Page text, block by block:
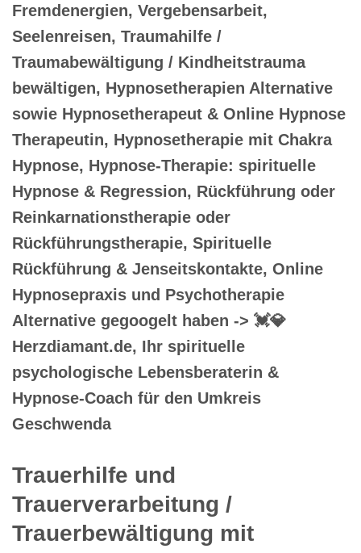
Fremdenergien, Vergebensarbeit,
Seelenreisen, Traumahilfe /
Traumabewältigung / Kindheitstrauma
bewältigen, Hypnosetherapien Alternative
sowie Hypnosetherapeut & Online Hypnose
Therapeutin, Hypnosetherapie mit Chakra
Hypnose, Hypnose-Therapie: spirituelle
Hypnose & Regression, Rückführung oder
Reinkarnationstherapie oder
Rückführungstherapie, Spirituelle
Rückführung & Jenseitskontakte, Online
Hypnosepraxis und Psychotherapie
Alternative gegoogelt haben -> 💓️💎
Herzdiamant.de, Ihr spirituelle
psychologische Lebensberaterin &
Hypnose-Coach für den Umkreis
Geschwenda
Trauerhilfe und
Trauerverarbeitung /
Trauerbewältigung mit